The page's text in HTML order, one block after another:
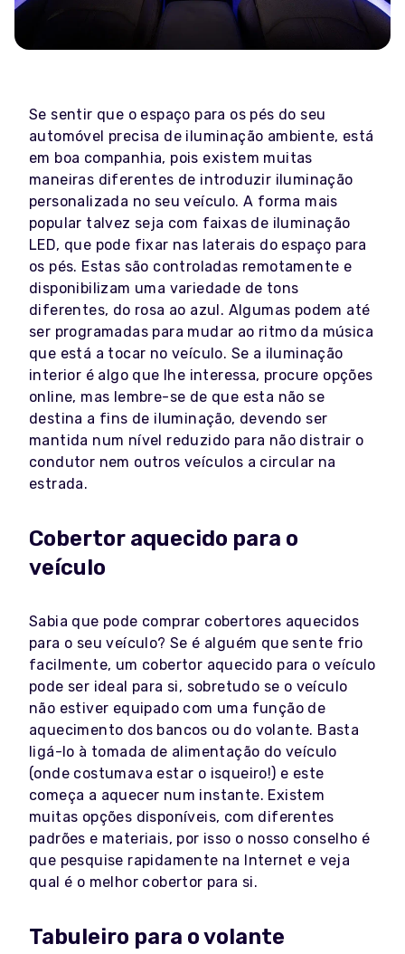
Se sentir que o espaço para os pés do seu
automóvel precisa de iluminação ambiente, está
em boa companhia, pois existem muitas
maneiras diferentes de introduzir iluminação
personalizada no seu veículo. A forma mais
popular talvez seja com faixas de iluminação
LED, que pode fixar nas laterais do espaço para
os pés. Estas são controladas remotamente e
disponibilizam uma variedade de tons
diferentes, do rosa ao azul. Algumas podem até
ser programadas para mudar ao ritmo da música
que está a tocar no veículo. Se a iluminação
interior é algo que lhe interessa, procure opções
online, mas lembre-se de que esta não se
destina a fins de iluminação, devendo ser
mantida num nível reduzido para não distrair o
condutor nem outros veículos a circular na
estrada.
Cobertor aquecido para o
veículo
Sabia que pode comprar cobertores aquecidos
para o seu veículo? Se é alguém que sente frio
facilmente, um cobertor aquecido para o veículo
pode ser ideal para si, sobretudo se o veículo
não estiver equipado com uma função de
aquecimento dos bancos ou do volante. Basta
ligá-lo à tomada de alimentação do veículo
(onde costumava estar o isqueiro!) e este
começa a aquecer num instante. Existem
muitas opções disponíveis, com diferentes
padrões e materiais, por isso o nosso conselho é
que pesquise rapidamente na Internet e veja
qual é o melhor cobertor para si.
Tabuleiro para o volante